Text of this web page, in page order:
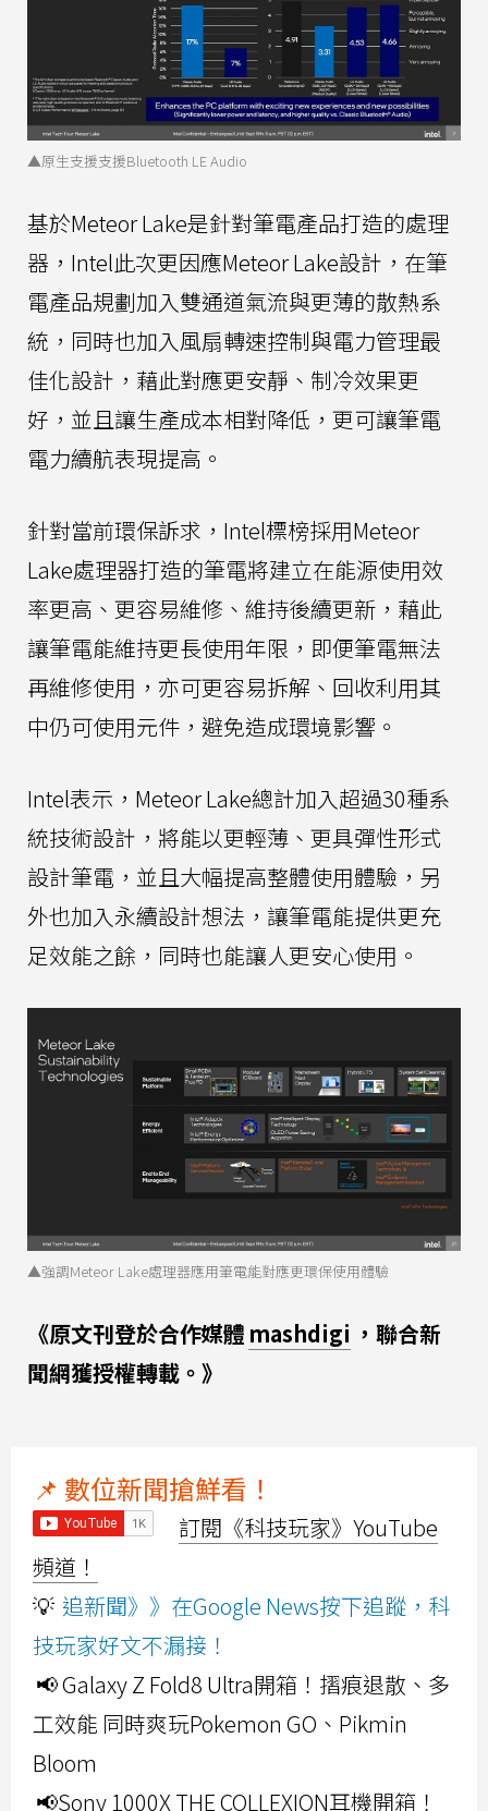
▲原生支援支援Bluetooth LE Audio
基於Meteor Lake是針對筆電產品打造的處理
器，Intel此次更因應Meteor Lake設計，在筆
電產品規劃加入雙通道氣流與更薄的散熱系
統，同時也加入風扇轉速控制與電力管理最
佳化設計，藉此對應更安靜、制冷效果更
好，並且讓生產成本相對降低，更可讓筆電
電力續航表現提高。
針對當前環保訴求，Intel標榜採用Meteor
Lake處理器打造的筆電將建立在能源使用效
率更高、更容易維修、維持後續更新，藉此
讓筆電能維持更長使用年限，即便筆電無法
再維修使用，亦可更容易拆解、回收利用其
中仍可使用元件，避免造成環境影響。
Intel表示，Meteor Lake總計加入超過30種系
統技術設計，將能以更輕薄、更具彈性形式
設計筆電，並且大幅提高整體使用體驗，另
外也加入永續設計想法，讓筆電能提供更充
足效能之餘，同時也能讓人更安心使用。
▲強調Meteor Lake處理器應用筆電能對應更環保使用體驗
《原文刊登於合作媒體 mashdigi ，聯合新
聞網獲授權轉載。》
📌 數位新聞搶鮮看！
訂閱《科技玩家》YouTube
頻道！
💡 追新聞》》在Google News按下追蹤，科
技玩家好文不漏接！
📢 Galaxy Z Fold8 Ultra開箱！摺痕退散、多
工效能 同時爽玩Pokemon GO、Pikmin
Bloom
📢Sony 1000X THE COLLEXION耳機開箱！